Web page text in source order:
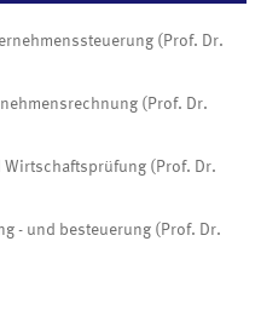
(Prof. Dr.
(Prof. Dr.
Wirtschaftsprüfung (Prof. Dr.
- und besteuerung (Prof. Dr.